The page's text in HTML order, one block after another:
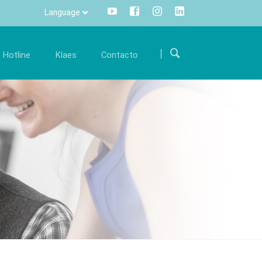
Language
navegación
trade
innovadora
La solución para la
la
Toda la información pulsando un
botón - centralizado y transparente.
Info Manager
DMS
openTRANS
Hotline Klaes
parte de nuestro equipo internacional y
con su conocimiento experto.
de trabajo
Contacto
Internacional
Como encontrarnos
Formulario de contacto